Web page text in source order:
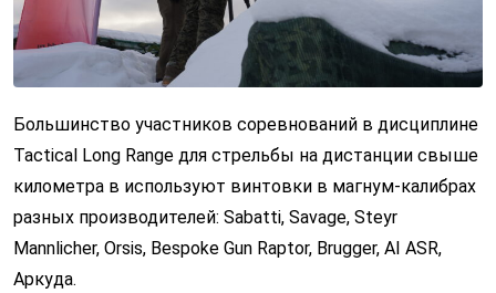
Большинство участников соревнований в дисциплине
Tactical Long Range для стрельбы на дистанции свыше
километра в используют винтовки в магнум-калибрах
разных производителей: Sabatti, Savage, Steyr
Mannlicher, Orsis, Bespoke Gun Raptor, Brugger, AI ASR,
Аркуда.